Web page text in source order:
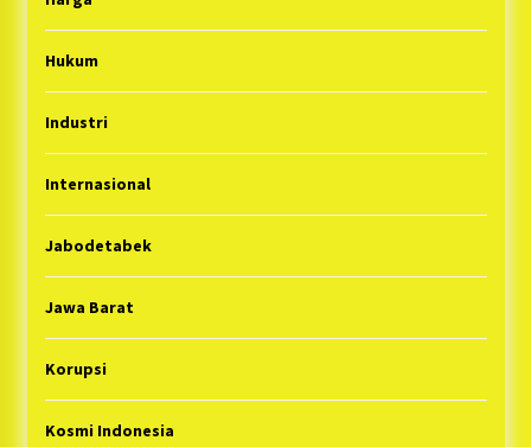
Hukum
Industri
Internasional
Jabodetabek
Jawa Barat
Korupsi
Kosmi Indonesia